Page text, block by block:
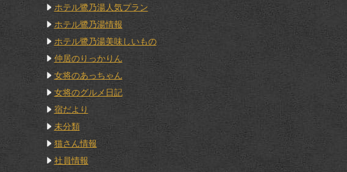
ホテル鷺乃湯人気プラン
ホテル鷺乃湯情報
ホテル鷺乃湯美味しいもの
仲居のりっかりん
女将のあっちゃん
女将のグルメ日記
宿だより
未分類
猫さん情報
社員情報